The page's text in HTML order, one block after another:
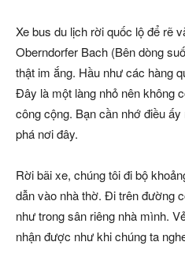
Xe bus du lịch rời quốc lộ để rẽ
Oberndorfer Bach (Bên dòng
thật im ắng. Hầu như các hàng
Đây là một làng nhỏ nên không
công cộng. Bạn cần nhớ điều
phá nơi đây.
Rời bãi xe, chúng tôi đi bộ
dẫn vào nhà thờ. Đi trên đường
như trong sân riêng nhà mình.
nhận được như khi chúng ta